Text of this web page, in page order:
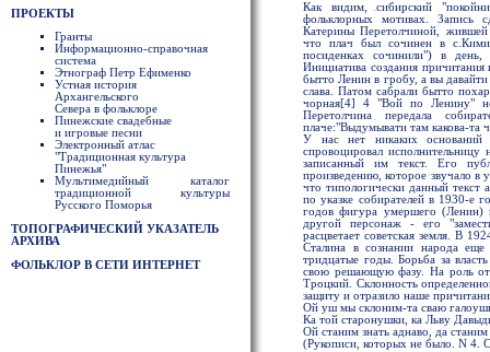
ПРОЕКТЫ
Гранты
Информационно-справочная
система
Этнограф Петр Ефименко
Устная история
Архангельского
Севера в фольклоре
Пинежские свадебные
и игровые песни
Электронный атлас
"Традиционная культура
Пинежья"
Мультимедийный каталог
традиционной культуры
Русского Поморья
ТОПОГРАФИЧЕСКИЙ УКАЗАТЕЛЬ
АРХИВА
ФОЛЬКЛОР В СЕТИ ИНТЕРНЕТ
Как видим, сибирский
фольклорных мотивах. Запись
Катерины Перетолчиной,
что плач был сочинен в
посиденках сочинили") в
Инициатива создания
бытто Ленин в гробу, а вы
слава. Патом сабрали бытто
чорная[4] 4 "Вой по Ленину"
Перетолчина передала
плаче:"Выдумывати там какова-та
У нас нет никаких оснований
спровоцировал
записанный им текст. Его
произведению, которое звучало
что типологически данный текст
по указке собирателей в 1930-е
годов фигура умершего (Ленин)
другой персонаж - его
расцветает советская земля. В
Сталина в сознании народа
тридцатые годы. Борьба за
свою решающую фазу. На роль
Троцкий. Склонность
защиту и отразило наше
Ой уш мы склоним-та сваю
Ка той старонушки, ка Льву
Ой станим знать аднаво, да
(Рукописи, которых не было. N 4.